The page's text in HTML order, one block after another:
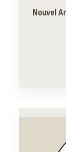
Nouvel